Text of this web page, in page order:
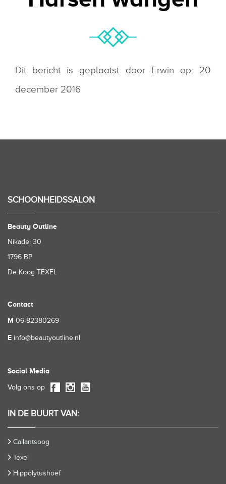
Dit bericht is geplaatst door Erwin op: 20
december 2016
SCHOONHEIDSSALON
Beauty Outline
Nikadel 30
1796 BP
De Koog TEXEL
Contact
M 06-82380269
E info@beautyoutline.nl
Social Media
Volg ons op
IN DE BUURT VAN:
Callantsoog
Texel
Hippolytushoef